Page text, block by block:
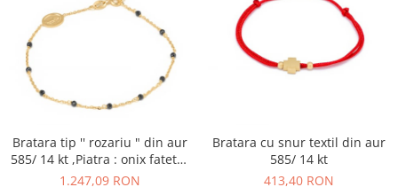
Bratara tip '' rozariu " din aur
585/ 14 kt ,Piatra : onix fatetat
, Culoare : negru
1.247,09 RON
Bratara cu snur textil din aur
585/ 14 kt
413,40 RON